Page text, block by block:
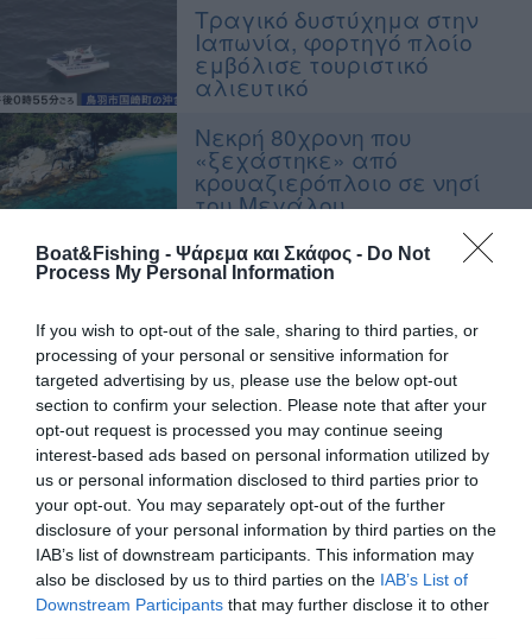
Boat&Fishing - Ψάρεμα και Σκάφος - Do Not
Process My Personal Information
If you wish to opt-out of the sale, sharing to third parties, or
processing of your personal or sensitive information for
targeted advertising by us, please use the below opt-out
section to confirm your selection. Please note that after your
opt-out request is processed you may continue seeing
interest-based ads based on personal information utilized by
us or personal information disclosed to third parties prior to
your opt-out. You may separately opt-out of the further
disclosure of your personal information by third parties on the
IAB’s list of downstream participants. This information may
also be disclosed by us to third parties on the IAB’s List of
Downstream Participants that may further disclose it to other
Τραγικό δυστύχημα στην
Ιαπωνία, φορτηγό πλοίο
εμβόλισε τουριστικό
αλιευτικό
Νεκρή 80χρονη που
«ξεχάστηκε» από
κρουαζιερόπλοιο σε νησί
του Μεγάλου
Κοραλλιογενούς Υφάλου
Σημαντική άνοδος για τον
Μαγνησία
Πάνω από 200 κορυφαίοι
εκθέτες στην Thessaloniki
Boat & Fishing Show 2025 –
Με διεθνή χαρακτήρα και
βαλκανικό
προσανατολισμό
Η θάλασσα έλαμψε με
μπλε «χρυσόσκονη» στην
Αγία Κίλντα της
Μελβούρνης